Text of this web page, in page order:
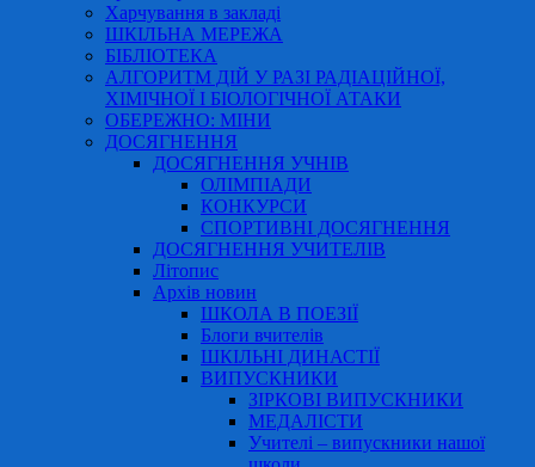
Харчування в закладі
ШКІЛЬНА МЕРЕЖА
БІБЛІОТЕКА
АЛГОРИТМ ДІЙ У РАЗІ РАДІАЦІЙНОЇ,
ХІМІЧНОЇ І БІОЛОГІЧНОЇ АТАКИ
ОБЕРЕЖНО: МІНИ
ДОСЯГНЕННЯ
ДОСЯГНЕННЯ УЧНІВ
ОЛІМПІАДИ
КОНКУРСИ
СПОРТИВНІ ДОСЯГНЕННЯ
ДОСЯГНЕННЯ УЧИТЕЛІВ
Літопис
Архів новин
ШКОЛА В ПОЕЗІЇ
Блоги вчителів
ШКІЛЬНІ ДИНАСТІЇ
ВИПУСКНИКИ
ЗІРКОВІ ВИПУСКНИКИ
МЕДАЛІСТИ
Учителі – випускники нашої